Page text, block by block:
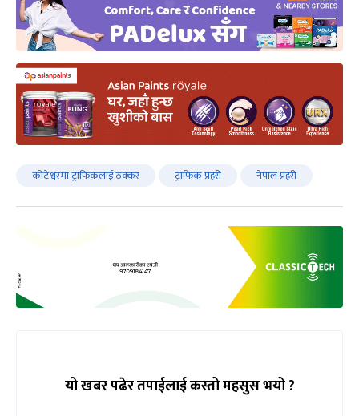
कोटेश्वरमा ट्राफिकलाई ठक्कर ट्राफिक प्रहरी नेपाल प्रहरी
यो खबर पढेर तपाईलाई कस्तो महसुस भयो ?